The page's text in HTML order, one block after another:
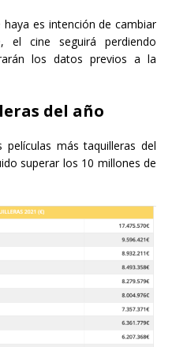
es intención de cambiar
cine seguirá perdiendo
los datos previos a la
del año
más taquilleras del
superar los 10 millones de